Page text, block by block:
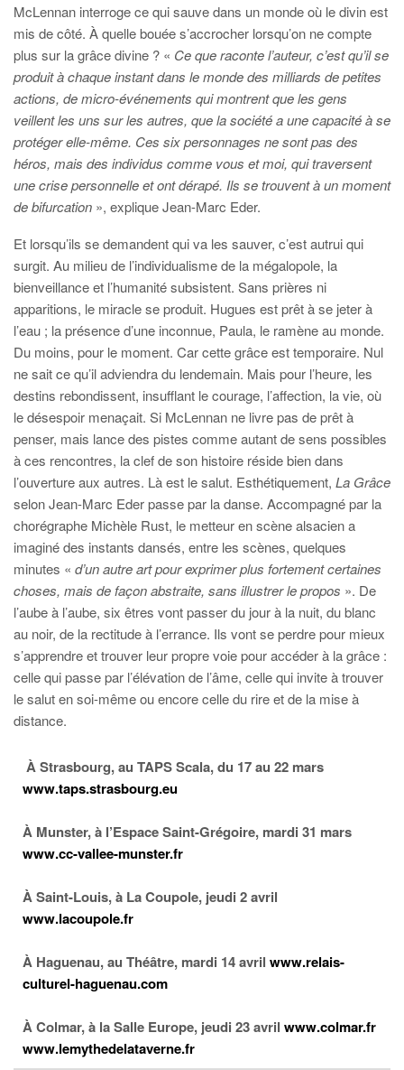
McLennan interroge ce qui sauve dans un monde où le divin est
mis de côté. À quelle bouée s’accrocher lorsqu’on ne compte
plus sur la grâce divine ? « Ce que raconte l’auteur, c’est qu’il se
produit à chaque instant dans le monde des milliards de petites
actions, de micro-événements qui montrent que les gens
veillent les uns sur les autres, que la société a une capacité à se
protéger elle-même. Ces six personnages ne sont pas des
héros, mais des individus comme vous et moi, qui traversent
une crise personnelle et ont dérapé. Ils se trouvent à un moment
de bifurcation », explique Jean-Marc Eder.
Et lorsqu’ils se demandent qui va les sauver, c’est autrui qui
surgit. Au milieu de l’individualisme de la mégalopole, la
bienveillance et l’humanité subsistent. Sans prières ni
apparitions, le miracle se produit. Hugues est prêt à se jeter à
l’eau ; la présence d’une inconnue, Paula, le ramène au monde.
Du moins, pour le moment. Car cette grâce est temporaire. Nul
ne sait ce qu’il adviendra du lendemain. Mais pour l’heure, les
destins rebondissent, insufflant le courage, l’affection, la vie, où
le désespoir menaçait. Si McLennan ne livre pas de prêt à
penser, mais lance des pistes comme autant de sens possibles
à ces rencontres, la clef de son histoire réside bien dans
l’ouverture aux autres. Là est le salut. Esthétiquement, La Grâce
selon Jean-Marc Eder passe par la danse. Accompagné par la
chorégraphe Michèle Rust, le metteur en scène alsacien a
imaginé des instants dansés, entre les scènes, quelques
minutes « d’un autre art pour exprimer plus fortement certaines
choses, mais de façon abstraite, sans illustrer le propos ». De
l’aube à l’aube, six êtres vont passer du jour à la nuit, du blanc
au noir, de la rectitude à l’errance. Ils vont se perdre pour mieux
s’apprendre et trouver leur propre voie pour accéder à la grâce :
celle qui passe par l’élévation de l’âme, celle qui invite à trouver
le salut en soi-même ou encore celle du rire et de la mise à
distance.
À Strasbourg, au TAPS Scala, du 17 au 22 mars
www.taps.strasbourg.eu
À Munster, à l’Espace Saint-Grégoire, mardi 31 mars
www.cc-vallee-munster.fr
À Saint-Louis, à La Coupole, jeudi 2 avril
www.lacoupole.fr
À Haguenau, au Théâtre, mardi 14 avril www.relais-
culturel-haguenau.com
À Colmar, à la Salle Europe, jeudi 23 avril www.colmar.fr
www.lemythedelataverne.fr